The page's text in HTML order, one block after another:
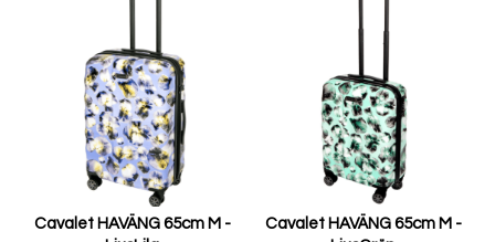
Cavalet HAVÄNG 65cm M -
Cavalet HAVÄNG 65cm M -